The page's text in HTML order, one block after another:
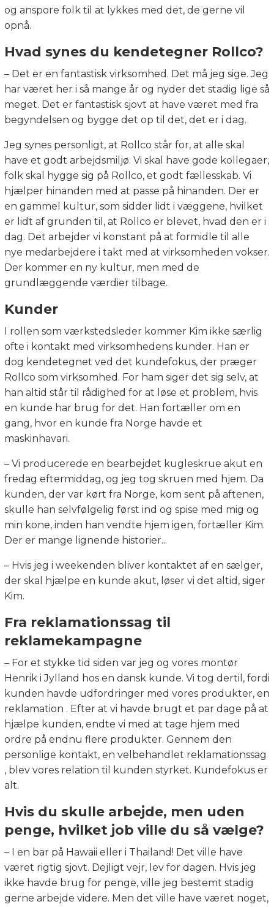
og anspore folk til at lykkes med det, de gerne vil
opnå.
Hvad synes du kendetegner Rollco?
– Det er en fantastisk virksomhed. Det må jeg sige. Jeg
har været her i så mange år og nyder det stadig lige så
meget. Det er fantastisk sjovt at have været med fra
begyndelsen og bygge det op til det, det er i dag.
Jeg synes personligt, at Rollco står for, at alle skal
have et godt arbejdsmiljø. Vi skal have gode kollegaer,
folk skal hygge sig på Rollco, et godt fællesskab. Vi
hjælper hinanden med at passe på hinanden. Der er
en gammel kultur, som sidder lidt i væggene, hvilket
er lidt af grunden til, at Rollco er blevet, hvad den er i
dag. Det arbejder vi konstant på at formidle til alle
nye medarbejdere i takt med at virksomheden vokser.
Der kommer en ny kultur, men med de
grundlæggende værdier tilbage.
Kunder
I rollen som værkstedsleder kommer Kim ikke særlig
ofte i kontakt med virksomhedens kunder. Han er
dog kendetegnet ved det kundefokus, der præger
Rollco som virksomhed. For ham siger det sig selv, at
han altid står til rådighed for at løse et problem, hvis
en kunde har brug for det. Han fortæller om en
gang, hvor en kunde fra Norge havde et
maskinhavari.
– Vi producerede en bearbejdet kugleskrue akut en
fredag eftermiddag, og jeg tog skruen med hjem. Da
kunden, der var kørt fra Norge, kom sent på aftenen,
skulle han selvfølgelig først ind og spise med mig og
min kone, inden han vendte hjem igen, fortæller Kim.
Der er mange lignende historier...
– Hvis jeg i weekenden bliver kontaktet af en sælger,
der skal hjælpe en kunde akut, løser vi det altid, siger
Kim.
Fra reklamationssag til
reklamekampagne
– For et stykke tid siden var jeg og vores montør
Henrik i Jylland hos en dansk kunde. Vi tog dertil, fordi
kunden havde udfordringer med vores produkter, en
reklamation . Efter at vi havde brugt et par dage på at
hjælpe kunden, endte vi med at tage hjem med
ordre på endnu flere produkter. Gennem den
personlige kontakt, en velbehandlet reklamationssag
, blev vores relation til kunden styrket. Kundefokus er
alt.
Hvis du skulle arbejde, men uden
penge, hvilket job ville du så vælge?
– I en bar på Hawaii eller i Thailand! Det ville have
været rigtig sjovt. Dejligt vejr, lev for dagen. Hvis jeg
ikke havde brug for penge, ville jeg bestemt stadig
gerne arbejde videre. Men det ville have været noget,